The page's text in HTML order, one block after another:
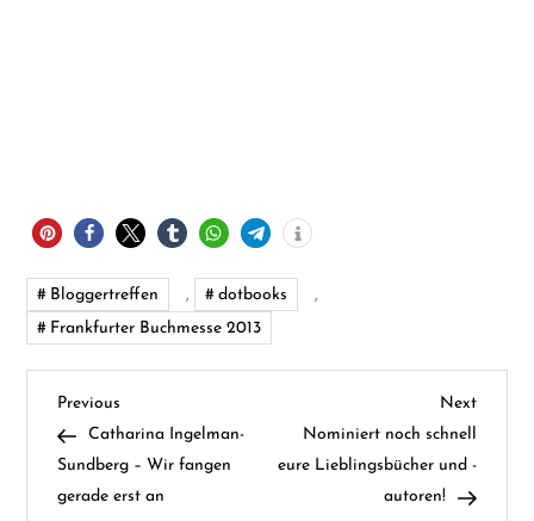
Bloggertreffen , dotbooks
,
Frankfurter Buchmesse 2013
B
e
Previous
Post
Previous
Catharina Ingelman-
Sundberg – Wir fangen
gerade erst an
Next
Next
Nominiert noch schnell
eure Lieblingsbücher und -
autoren!